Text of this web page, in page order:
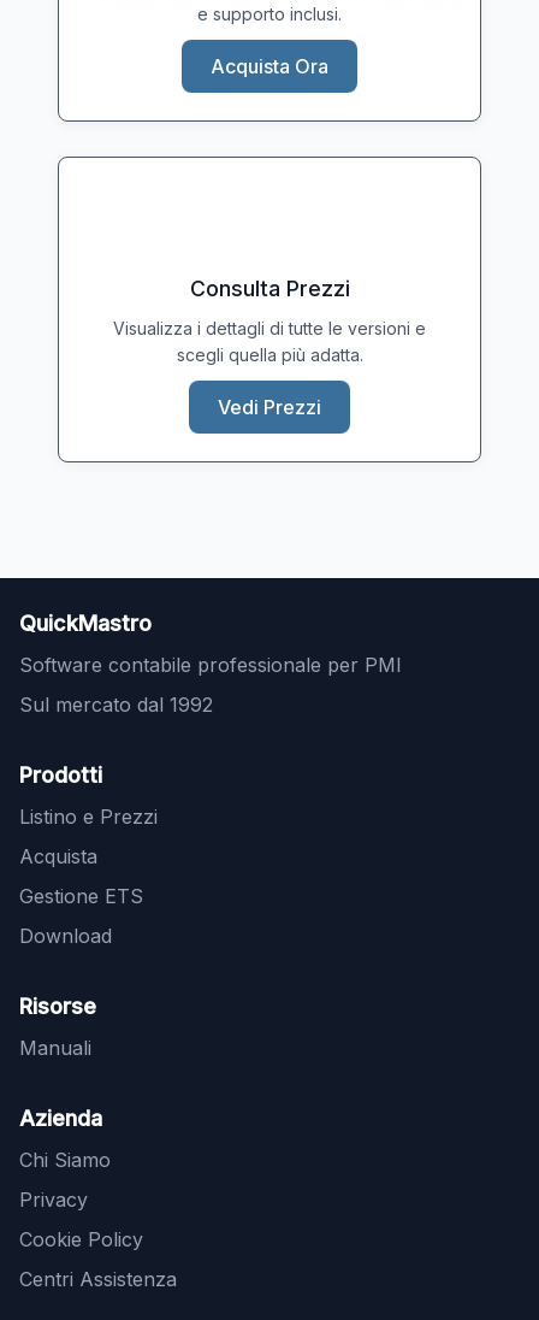
e supporto inclusi.
Acquista Ora
Consulta Prezzi
Visualizza i dettagli di tutte le versioni e
scegli quella più adatta.
Vedi Prezzi
QuickMastro
Software contabile professionale per PMI
Sul mercato dal 1992
Prodotti
Listino e Prezzi
Acquista
Gestione ETS
Download
Risorse
Manuali
Azienda
Chi Siamo
Privacy
Cookie Policy
Centri Assistenza